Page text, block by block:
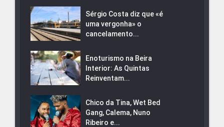
Sérgio Costa diz que «é
uma vergonha» o
cancelamento...
Enoturismo na Beira
Interior: As Quintas
Reinventam...
Chico da Tina, Wet Bed
Gang, Calema, Nuno
Ribeiro e...